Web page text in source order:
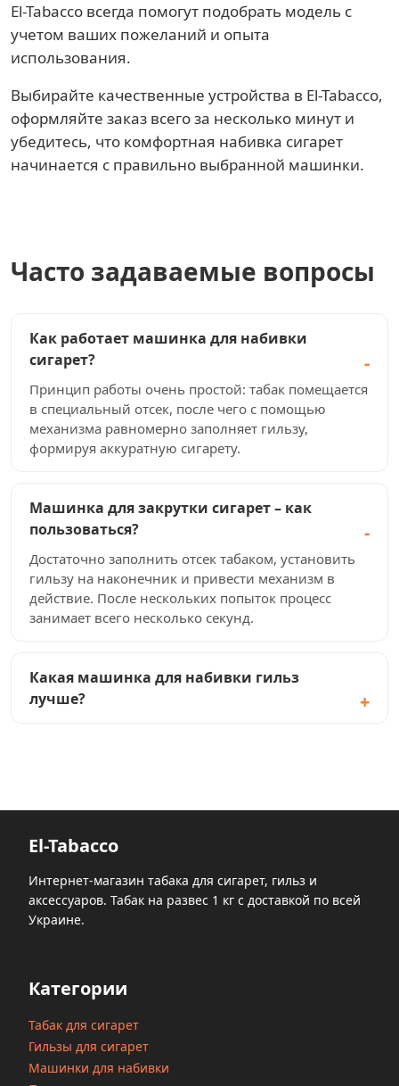
El-Tabacco всегда помогут подобрать модель с
учетом ваших пожеланий и опыта
использования.
Выбирайте качественные устройства в El-Tabacco,
оформляйте заказ всего за несколько минут и
убедитесь, что комфортная набивка сигарет
начинается с правильно выбранной машинки.
Часто задаваемые вопросы
Как работает машинка для набивки
сигарет?
Принцип работы очень простой: табак помещается
в специальный отсек, после чего с помощью
механизма равномерно заполняет гильзу,
формируя аккуратную сигарету.
Машинка для закрутки сигарет – как
пользоваться?
Достаточно заполнить отсек табаком, установить
гильзу на наконечник и привести механизм в
действие. После нескольких попыток процесс
занимает всего несколько секунд.
Какая машинка для набивки гильз
лучше?
El-Tabacco
Интернет-магазин табака для сигарет, гильз и
аксессуаров. Табак на развес 1 кг с доставкой по всей
Украине.
Категории
Табак для сигарет
Гильзы для сигарет
Машинки для набивки